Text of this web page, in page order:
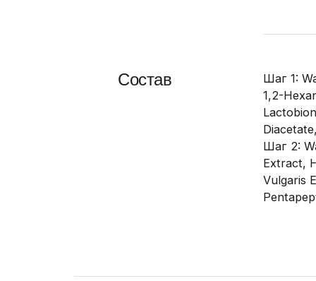
Состав
Шаг 1:
1,2-
Шаг 2:
Extract,
Vulgaris